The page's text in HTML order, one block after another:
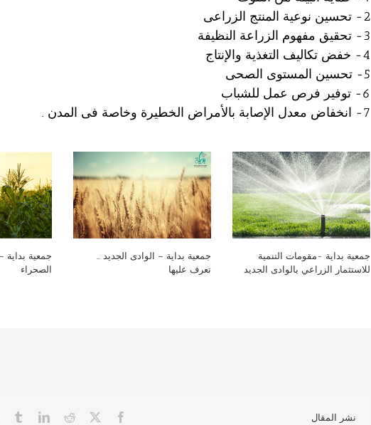
2- تحسين نوعية المنتج الزراعى
3- تحقيق مفهوم الزراعة النظيفة
4- خفض تكاليف التغذية والإنتاج
5- تحسين المستوى الصحى
6- توفير فرص عمل للشباب
7- انخفاض معدل الإصابة بالأمراض الخطيرة وخاصة فى المدن .
جمعية بداية -مقومات التنمية
للاستثمار الزراعي بالوادى الجديد
جمعية بداية – الوادى الجديد …
تعرف عليها
جمعية بداية
الصحراء
نشر المقال